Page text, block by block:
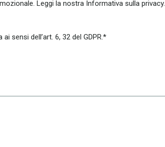
Leggi la nostra Informativa sulla privacy.
sensi dell’art. 6, 32 del GDPR.*